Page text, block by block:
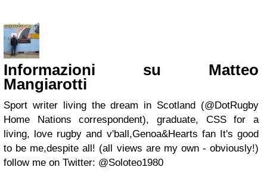
Informazioni su Matteo
Mangiarotti
Sport writer living the dream in Scotland (@DotRugby
Home Nations correspondent), graduate, CSS for a
living, love rugby and v'ball,Genoa&Hearts fan It's good
to be me,despite all! (all views are my own - obviously!)
follow me on Twitter: @Soloteo1980